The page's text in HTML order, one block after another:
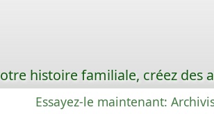
histoire familiale, créez des
Essayez-le maintenant: